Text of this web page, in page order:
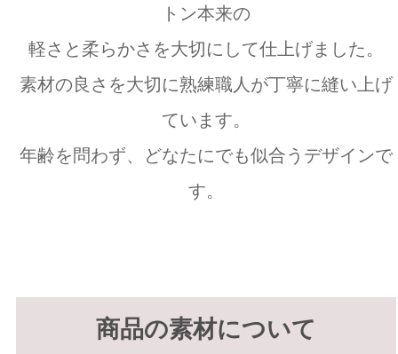
トン本来の
軽さと柔らかさを大切にして仕上げました。
素材の良さを大切に熟練職人が丁寧に縫い上げ
ています。
年齢を問わず、どなたにでも似合うデザインで
す。
商品の素材について